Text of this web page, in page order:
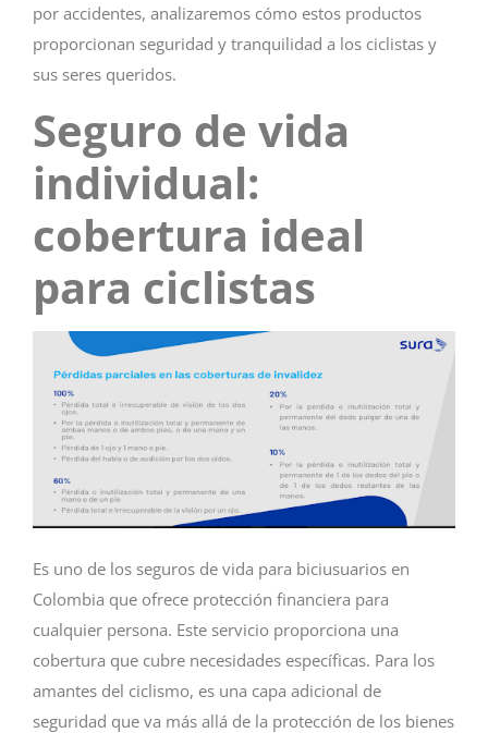
por accidentes, analizaremos cómo estos productos
proporcionan seguridad y tranquilidad a los ciclistas y
sus seres queridos.
Seguro de vida
individual:
cobertura ideal
para ciclistas
Es uno de los seguros de vida para biciusuarios en
Colombia que ofrece protección financiera para
cualquier persona. Este servicio proporciona una
cobertura que cubre necesidades específicas. Para los
amantes del ciclismo, es una capa adicional de
seguridad que va más allá de la protección de los bienes